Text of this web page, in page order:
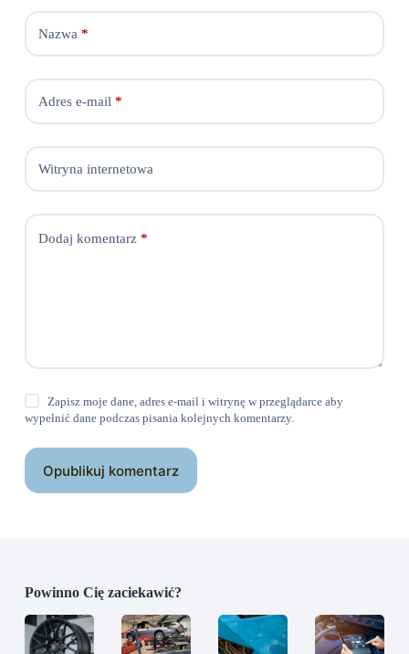
Nazwa *
Adres e-mail *
Witryna internetowa
Dodaj komentarz*
Zapisz moje dane, adres e-mail i witrynę w przeglądarce aby
wypełnić dane podczas pisania kolejnych komentarzy.
Opublikuj komentarz
Powinno Cię zaciekawić?